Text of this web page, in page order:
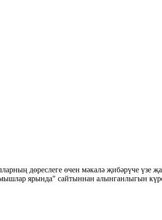
дөреслеге өчен мәкалә җибәрүче үзе
ярында" сайтыннан алынганлыгын